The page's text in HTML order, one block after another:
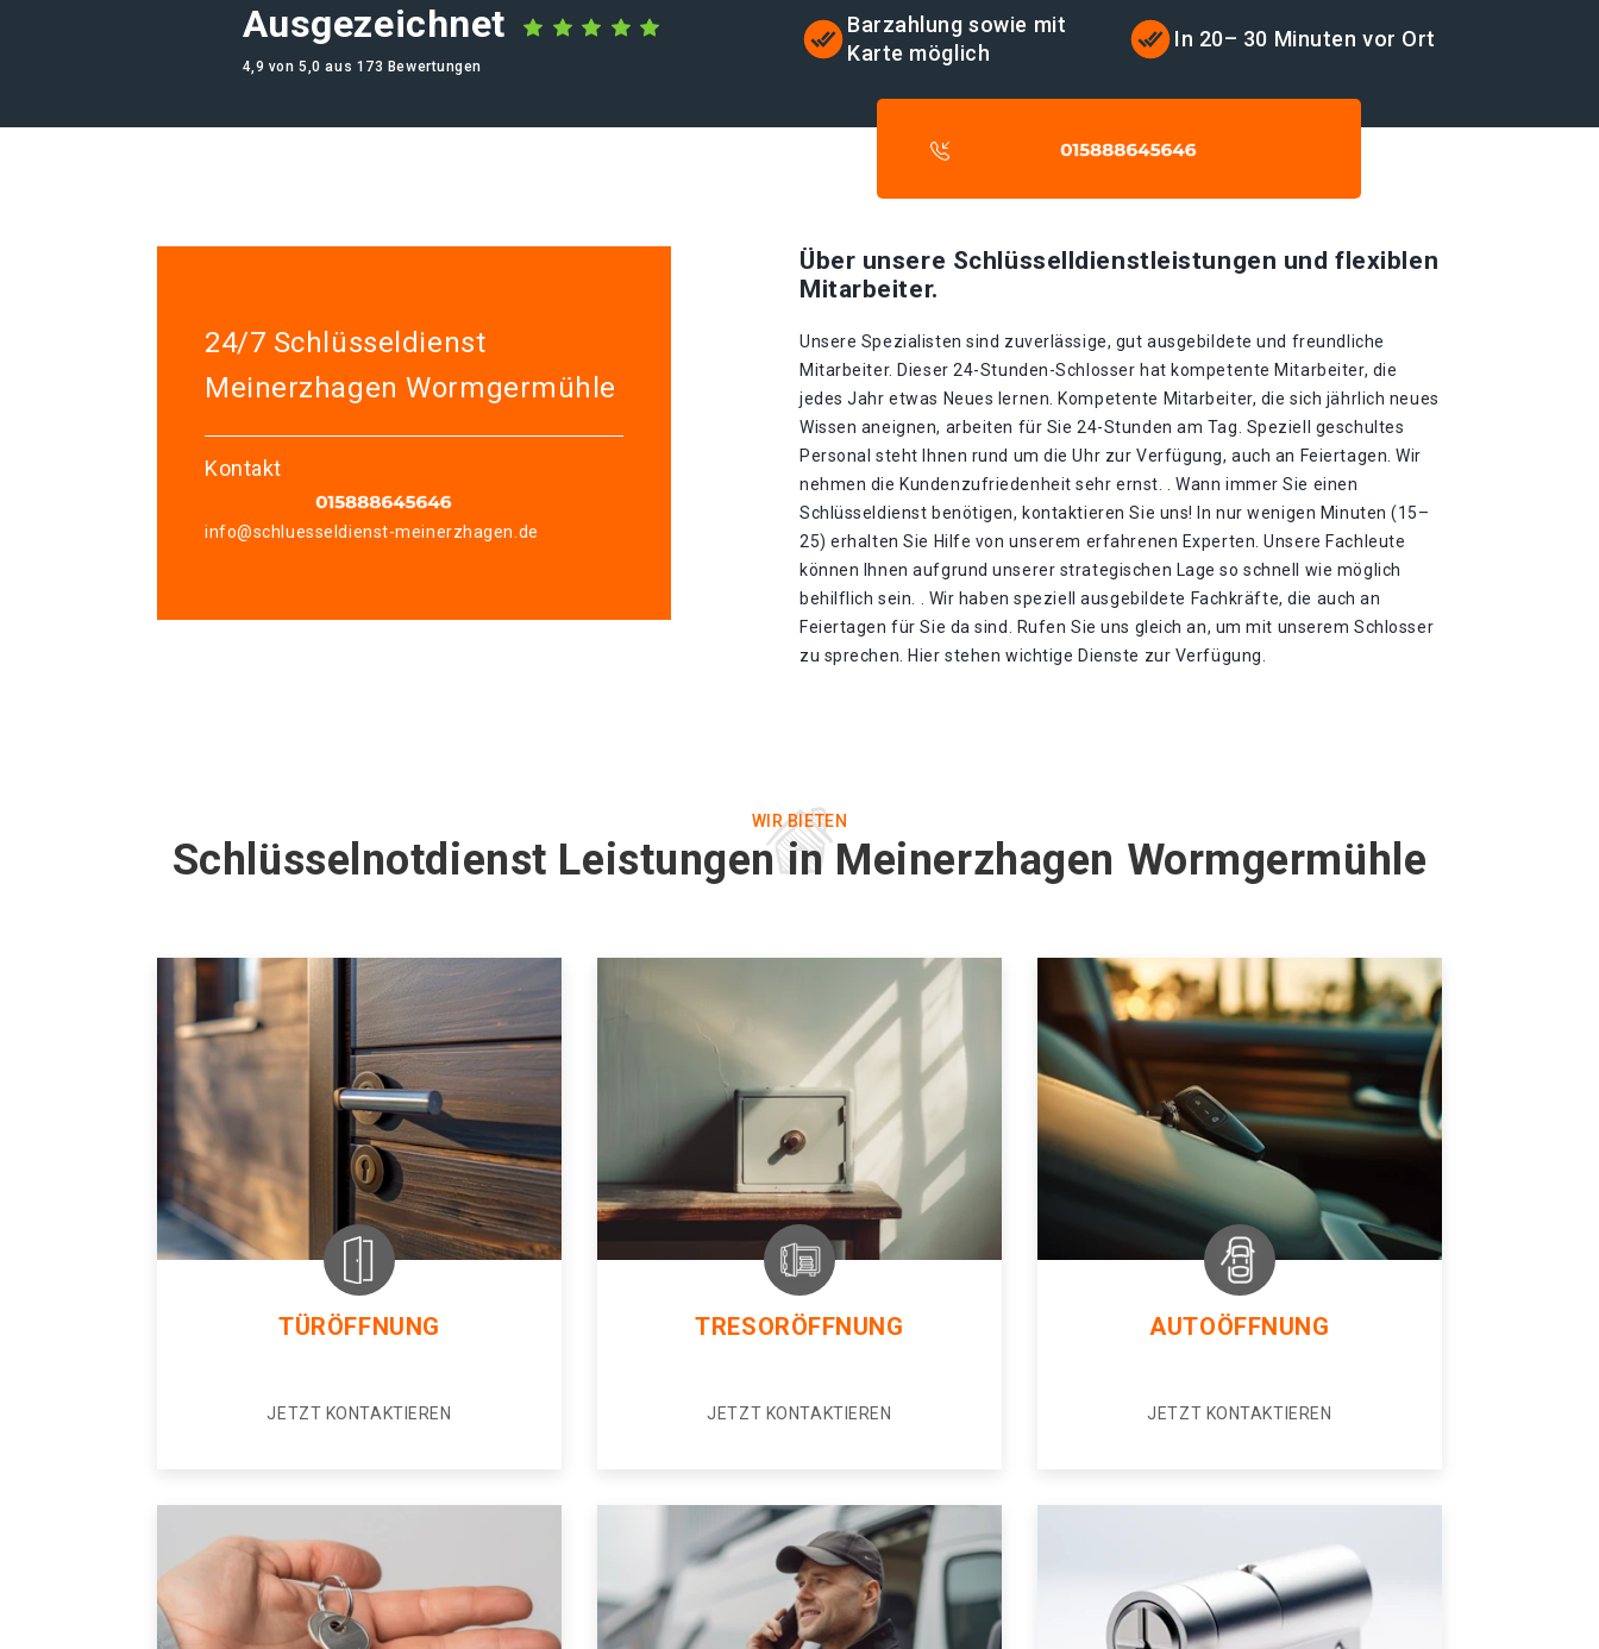
Ausgezeichnet
4,9 von 5,0 aus 173 Bewertungen
Barzahlung sowie mit
Karte möglich
In 20– 30 Minuten vor Ort
24/7 Schlüsseldienst
Meinerzhagen Wormgermühle
Kontakt
info@schluesseldienst-meinerzhagen.de
Über unsere Schlüsselldienstleistungen und flexiblen
Mitarbeiter.
Unsere Spezialisten sind zuverlässige, gut ausgebildete und freundliche
Mitarbeiter. Dieser 24-Stunden-Schlosser hat kompetente Mitarbeiter, die
jedes Jahr etwas Neues lernen. Kompetente Mitarbeiter, die sich jährlich neues
Wissen aneignen, arbeiten für Sie 24-Stunden am Tag. Speziell geschultes
Personal steht Ihnen rund um die Uhr zur Verfügung, auch an Feiertagen. Wir
nehmen die Kundenzufriedenheit sehr ernst. . Wann immer Sie einen
Schlüsseldienst benötigen, kontaktieren Sie uns! In nur wenigen Minuten (15–
25) erhalten Sie Hilfe von unserem erfahrenen Experten. Unsere Fachleute
können Ihnen aufgrund unserer strategischen Lage so schnell wie möglich
behilflich sein. . Wir haben speziell ausgebildete Fachkräfte, die auch an
Feiertagen für Sie da sind. Rufen Sie uns gleich an, um mit unserem Schlosser
zu sprechen. Hier stehen wichtige Dienste zur Verfügung.
WIR BIETEN
Schlüsselnotdienst Leistungen in Meinerzhagen Wormgermühle
TÜRÖFFNUNG
JETZT KONTAKTIEREN
TRESORÖFFNUNG
JETZT KONTAKTIEREN
AUTOÖFFNUNG
JETZT KONTAKTIEREN